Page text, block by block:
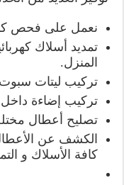
نعمل على فحص
تمديد أسلاك
المنزل.
تركيب ليتات سبوت
تركيب إضاءة داخل
تصليح أعطال
الكشف عن
كافة الأسلاك و